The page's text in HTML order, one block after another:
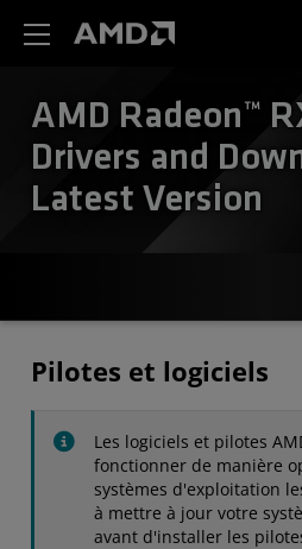
AMD Radeon™
Drivers and
Latest Version
Pilotes et logiciels
Les logiciels et pilotes
fonctionner de manière
systèmes d'exploitation
à mettre à jour votre
avant d'installer les